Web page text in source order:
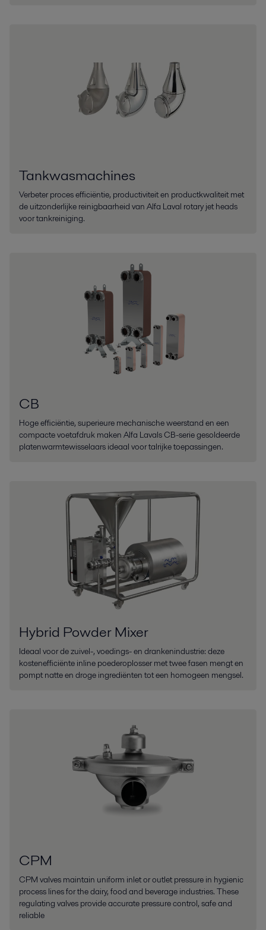
Tankwasmachines
Verbeter proces efficiëntie, productiviteit en productkwaliteit met
de uitzonderlijke reinigbaarheid van Alfa Laval rotary jet heads
voor tankreiniging.
CB
Hoge efficiëntie, superieure mechanische weerstand en een
compacte voetafdruk maken Alfa Lavals CB-serie gesoldeerde
platenwarmtewisselaars ideaal voor talrijke toepassingen.
Hybrid Powder Mixer
Ideaal voor de zuivel-, voedings- en drankenindustrie: deze
kostenefficiënte inline poederoplosser met twee fasen mengt en
pompt natte en droge ingrediënten tot een homogeen mengsel.
CPM
CPM valves maintain uniform inlet or outlet pressure in hygienic
process lines for the dairy, food and beverage industries. These
regulating valves provide accurate pressure control, safe and
reliable